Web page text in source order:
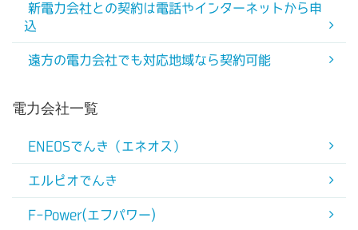
新電力会社との契約は電話やインターネットから申
込
遠方の電力会社でも対応地域なら契約可能
電力会社一覧
ENEOSでんき（エネオス）
エルピオでんき
F-Power(エフパワー)